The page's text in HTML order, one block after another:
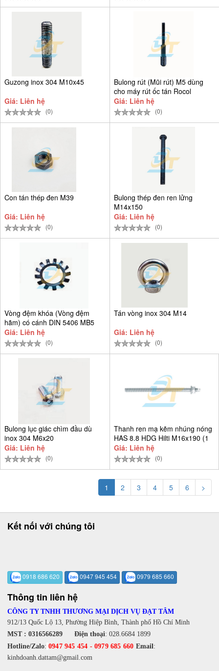
Guzong inox 304 M10x45
Giá: Liên hệ
(0)
Bulong rút (Mũi rút) M5 dùng
cho máy rút ốc tán Rocol
Giá: Liên hệ
(0)
Con tán thép đen M39
Giá: Liên hệ
(0)
Bulong thép đen ren lửng
M14x150
Giá: Liên hệ
(0)
Vòng đệm khóa (Vòng đệm
hãm) có cánh DIN 5406 MB5
D25
Giá: Liên hệ
(0)
Tán vòng inox 304 M14
Giá: Liên hệ
(0)
Bulong lục giác chìm đầu dù
inox 304 M6x20
Giá: Liên hệ
(0)
Thanh ren mạ kẽm nhúng nóng
HAS 8.8 HDG Hilti M16x190 (1
Giá: Liên hệ
(0)
1 2 3 4 5 6 >
Kết nối với chúng tôi
0918 686 620 0947 945 454 0979 685 660
Thông tin liên hệ
CÔNG TY TNHH THƯƠNG MẠI DỊCH VỤ ĐẠT TÂM
912/13 Quốc Lộ 13, Phường Hiệp Bình, Thành phố Hồ Chí Minh
MST : 0316566289 Điện thoại: 028.6684 1899
Hotline/Zalo: 0947 945 454 -0979 685 660 Email:
kinhdoanh.dattam@gmail.com